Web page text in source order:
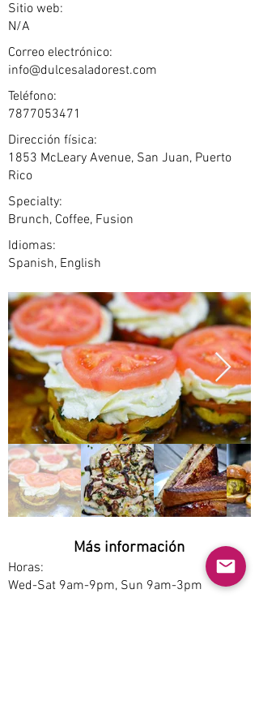
Sitio web:
N/A
Correo electrónico:
info@dulcesaladorest.com
Teléfono:
7877053471
Dirección física:
1853 McLeary Avenue, San Juan, Puerto
Rico
Specialty:
Brunch, Coffee, Fusion
Idiomas:
Spanish, English
Más información
Horas:
Wed-Sat 9am-9pm, Sun 9am-3pm